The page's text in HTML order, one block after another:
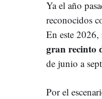
Ya el año
reconocidos
En este
gran recinto
de junio a
Por el